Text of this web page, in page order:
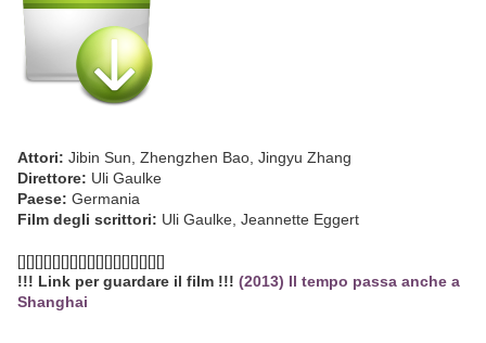
Attori: Jibin Sun, Zhengzhen Bao, Jingyu Zhang
Direttore: Uli Gaulke
Paese: Germania
Film degli scrittori: Uli Gaulke, Jeannette Eggert
[][][][][][][][][][][][][][][][][]
!!! Link per guardare il film !!! (2013) Il tempo passa anche a
Shanghai